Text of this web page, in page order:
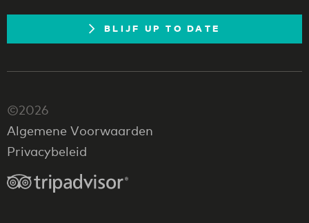
BLIJF UP TO DATE
©2026
Algemene Voorwaarden
Privacybeleid